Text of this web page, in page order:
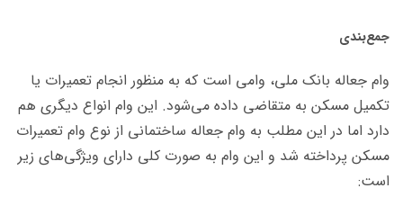
جمع‌بندی
وام جعاله بانک ملی، وامی است که به منظور انجام تعمیرات یا
تکمیل مسکن به متقاضی داده می‌شود. این وام انواع دیگری هم
دارد اما در این مطلب به وام جعاله ساختمانی از نوع وام تعمیرات
مسکن پرداخته شد و این وام به صورت کلی دارای ویژگی‌های زیر
است: